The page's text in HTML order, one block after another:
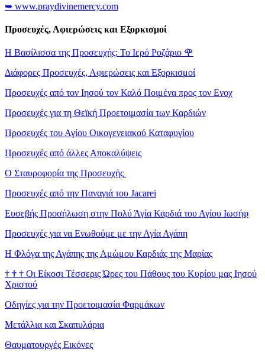
➥ www.praydivinemercy.com
Προσευχές, Αφιερώσεις και Εξορκισμοί
Η Βασίλισσα της Προσευχής: Το Ιερό Ροζάριο 🌹
Διάφορες Προσευχές, Αφιερώσεις και Εξορκισμοί
Προσευχές από τον Ιησού τον Καλό Ποιμένα προς τον Ενοχ
Προσευχές για τη Θεϊκή Προετοιμασία των Καρδιών
Προσευχές του Αγίου Οικογενειακού Καταφυγίου
Προσευχές από άλλες Αποκαλύψεις
Ο Σταυροφορία της Προσευχής
Προσευχές από την Παναγιά του Jacarei
Ευσεβής Προσήλωση στην Πολύ Άγία Καρδιά του Αγίου Ιωσήφ
Προσευχές για να Ενωθούμε με την Αγία Αγάπη
Η Φλόγα της Αγάπης της Αμώμου Καρδιάς της Μαρίας
† † † Οι Είκοσι Τέσσερις Ώρες του Πάθους του Κυρίου μας Ιησού
Χριστού
Οδηγίες για την Προετοιμασία Φαρμάκων
Μετάλλια και Σκαπυλάρια
Θαυματουργές Εικόνες